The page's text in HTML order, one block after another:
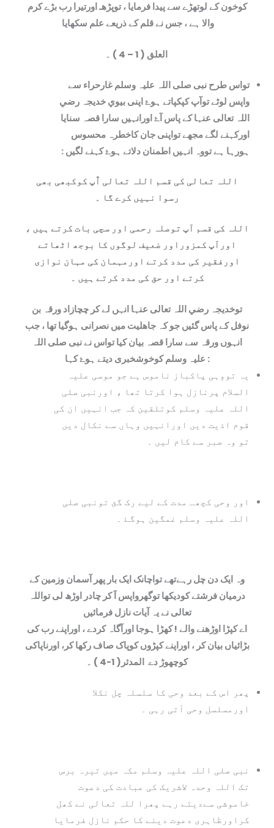
کوخون کے لوتھڑے سے پیدا فرمایا ، توپڑھـ اورتیرا رب بڑے کرم
والا ہے ، جس نے قلم کے ذریعے علم سکھایا
العلق ( 1 – 4 ) ۔
تواس طرح نبی صلی اللہ علیہ وسلم غارحراء سے
واپس لوٹے توآپ کپکپاتے ہوۓ اپنی بیوي خدیجہ رضي
اللہ تعالی عنہا کے پاس آۓ اورانہیں سارا قصہ سنایا
اورکہنے لگے مجھے تواپنی جان کاخطرہ محسوس
ہورہا ہے تووہ انہیں اطمنان دلاتے ہوۓ کہنے لگيں :
اللہ تعالی کی قسم اللہ تعالی آّپ کوکبھی بھی
رسوا نہیں کرے گا ۔
اللہ کی قسم آپ توصلہ رحمی اور سچی بات کرتے ہیں ،
اورآپ کمزوراور ضعیف لوگوں کا بوجھ اٹھاتے
اورفقیر کی مدد کرتے اورمہمان کی مہان نوازی
کرتے اور حق کی مدد کرتے ہیں ۔
توخدیجہ رضي اللہ تعالی عنہا انہں لے کر چچازاد ورقہ بن
نوفل کے پاس گئيں جو کہ جاھلیت میں نصرانی ہوگیا تھا ، جب
انہوں ورقہ سے سارا قصہ بیان کیا تواس نے نبی صلی اللہ
علیہ وسلم کوخوشخبری دیتے ہوۓ کہا :
یہ تووہی پاکباز ناموس ہے جو موسی علیہ
السلام پرنازل ہوا کرتا تھا ، اورنبی صلی
اللہ علیہ وسلم کوتلقین کہ جب انہیں ان کی
قوم اذيت دیں اورانہیں وہاں سے نکال دیں
تو وہ صبر سے کام لیں ۔
اور وحی کچھـ مدت کے لیے رک گئ تونبی صلی
اللہ علیہ وسلم غمگین ہوگۓ ۔
وہ ایک دن چل رہےتھے تواچانک ایک بار پھر آسمان وزمین کے
درمیان فرشتے کودیکھا توگھرواپس آ کر چادر اوڑھ لی تواللہ
تعالی نے یہ آيات نازل فرمائيں
اے کپڑا اوڑھنے والے ! کھڑا ہوجا اورآگاہ کردے ، اوراپنے رب کی
بڑائياں بیان کر ، اوراپنے کپڑوں کوپاک صاف رکھا کر، اورناپاکی
کوچھوڑ دے المدثر( 1-4 ) ۔
پھر اس کے بعد وحی کا سلسلہ چل نکلا
اورمسلسل وحی آتی رہی ۔
نبی صلی اللہ علیہ وسلم مکہ میں تیرہ برس
تک اللہ وحدہ لاشریک کی عبادت کی دعوت
خاموشی سےدیتے رہے پھرا للہ تعالی نے کھل
کراورظاہری دعوت دینے کا حکم نازل فرمایا